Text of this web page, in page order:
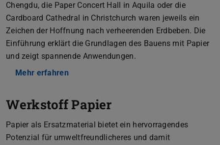
Chengdu, die Paper Concert Hall in Aquila oder die
Cardboard Cathedral in Christchurch waren jeweils ein
Zeichen der Hoffnung nach verheerenden Erdbeben. Die
Einführung erklärt die Grundlagen des Bauens mit Papier
und zeigt spannende Anwendungen.
Mehr erfahren
Werkstoff Papier
Papier als Ersatzmaterial bietet ein hervorragendes
Potenzial für umweltfreundlicheres und damit